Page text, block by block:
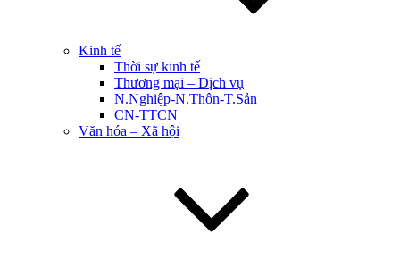
Kinh tế
Thời sự kinh tế
Thương mại – Dịch vụ
N.Nghiệp-N.Thôn-T.Sản
CN-TTCN
Văn hóa – Xã hội